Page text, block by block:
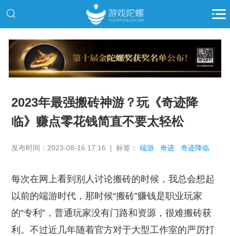
推广
2023年最强搬砖神游？玩《奇迹降
临》赚点零花钱简直不要太轻松
发布时间：2023-08-16 17:16 | 标签：端游 奇迹 奇迹降临
每次在网上看到别人讨论搬砖的时候，我总会想起
以前的端游时代，那时候“搬砖”赚钱是职业玩家
的“专利”，普通玩家没有门路和资源，很难搬砖获
利。不过近几年随着官方对于大型工作室的严厉打